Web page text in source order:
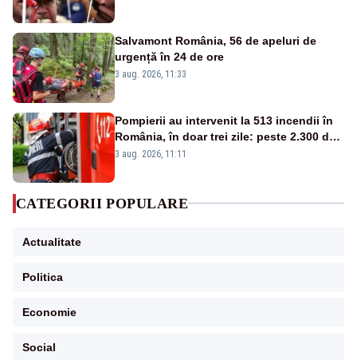
Salvamont România, 56 de apeluri de
urgență în 24 de ore
3 aug. 2026, 11:33
Pompierii au intervenit la 513 incendii în
România, în doar trei zile: peste 2.300 de
hectare de teren au fost afectate
3 aug. 2026, 11:11
CATEGORII POPULARE
Actualitate
Politica
Economie
Social